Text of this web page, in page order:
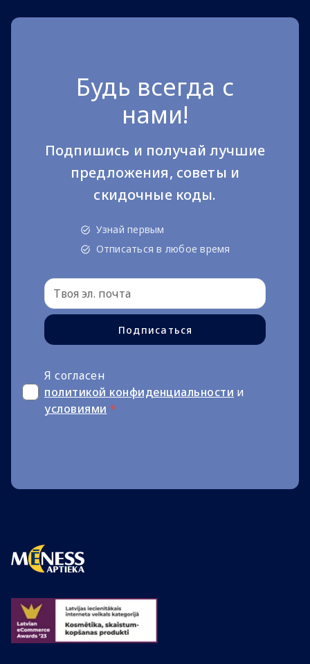
Будь всегда с
нами!
Подпишись и получай лучшие
предложения, советы и
скидочные коды.
Узнай первым
Отписаться в любое время
Подписаться
Я согласен
политикой конфиденциальности и
условиями *